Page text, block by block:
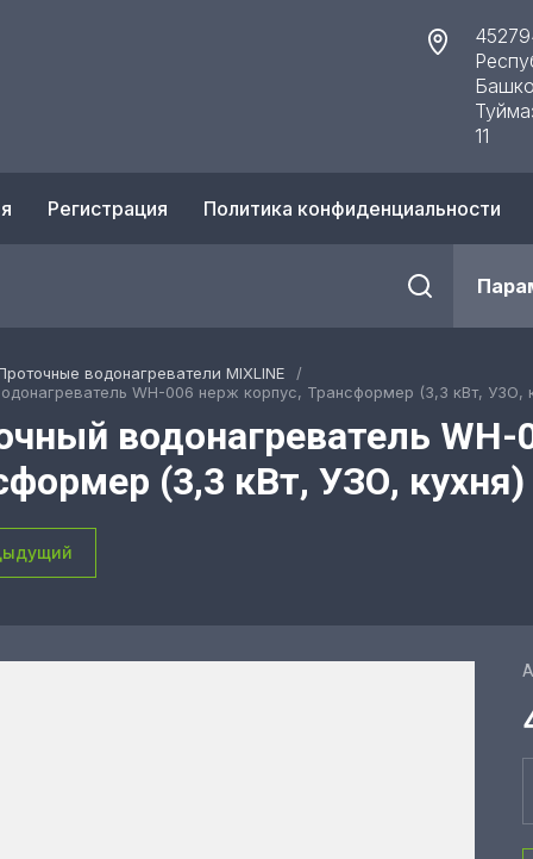
11
Регистрация Политика конфиденциальности
водонагреватели MIXLINE
/
WH-006 нерж корпус, Трансформер (3,3 кВт, УЗО,
водонагреватель WH-
(3,3 кВт, УЗО, кухня)